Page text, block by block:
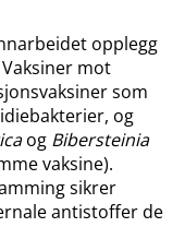
opplegg
mot
som
og
og Bibersteinia
vaksine).
sikrer
antistoffer de